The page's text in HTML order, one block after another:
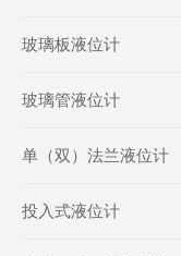
玻璃板液位计
玻璃管液位计
单（双）法兰液位计
投入式液位计